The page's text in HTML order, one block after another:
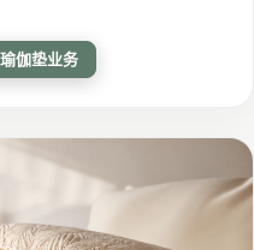
伽垫业务